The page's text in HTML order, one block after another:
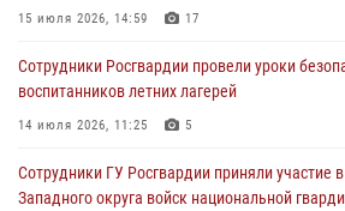
05 августа 2026, 12:25 2
Петербургские росгвардейцы обнаружили
автомобиль, ранее использовавшийся при
Ленобласти
15 июля 2026, 14:59 17
Сотрудники Росгвардии провели уроки
воспитанников летних лагерей
14 июля 2026, 11:25 5
Сотрудники ГУ Росгвардии приняли участие
Западного округа войск национальной